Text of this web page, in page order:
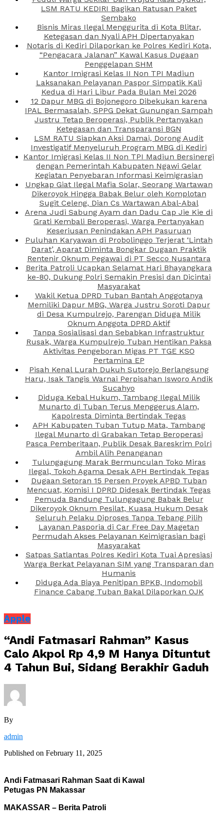
LSM RATU KEDIRI Bagikan Ratusan Paket
Sembako
Bisnis Miras Ilegal Menggurita di Kota Blitar,
Ketegasan dan Nyali APH Dipertanyakan
Notaris di Kediri Dilaporkan ke Polres Kediri Kota,
“Pengacara Jalanan” Kawal Kasus Dugaan
Penggelapan SHM
Kantor Imigrasi Kelas II Non TPI Madiun
Laksanakan Pelayanan Paspor Simpatik Kali
Kedua di Hari Libur Pada Bulan Mei 2026
12 Dapur MBG di Bojonegoro Dibekukan karena
IPAL Bermasalah, SPPG Dekat Gunungan Sampah
Justru Tetap Beroperasi, Publik Pertanyakan
Ketegasan dan Transparansi BGN
LSM RATU Siapkan Aksi Damai, Dorong Audit
Investigatif Menyeluruh Program MBG di Kediri
Kantor Imigrasi Kelas II Non TPI Madiun Bersinergi
dengan Pemerintah Kabupaten Ngawi Gelar
Kegiatan Penyebaran Informasi Keimigrasian
Ungkap Giat Ilegal Mafia Solar, Seorang Wartawan
Dikeroyok Hingga Babak Belur oleh Komplotan
Sugit Celeng, Dian Cs Wartawan Abal-Abal
Arena Judi Sabung Ayam dan Dadu Cap Jie Kie di
Grati Kembali Beroperasi, Warga Pertanyakan
Keseriusan Penindakan APH Pasuruan
Puluhan Karyawan di Probolinggo Terjerat ‘Lintah
Darat’, Aparat Diminta Bongkar Dugaan Praktik
Rentenir Oknum Pegawai di PT Secco Nusantara
Berita Patroli Ucapkan Selamat Hari Bhayangkara
ke-80, Dukung Polri Semakin Presisi dan Dicintai
Masyarakat
Wakil Ketua DPRD Tuban Bantah Anggotanya
Memiliki Dapur MBG, Warga Justru Soroti Dapur
di Desa Kumpulrejo, Parengan Diduga Milik
Oknum Anggota DPRD Aktif
Tanpa Sosialisasi dan Sebabkan Infrastruktur
Rusak, Warga Kumpulrejo Tuban Hentikan Paksa
Aktivitas Pengeboran Migas PT TGE KSO
Pertamina EP
Pisah Kenal Lurah Dukuh Sutorejo Berlangsung
Haru, Isak Tangis Warnai Perpisahan Isworo Andik
Sucahyo
Diduga Kebal Hukum, Tambang Ilegal Milik
Munarto di Tuban Terus Menggerus Alam,
Kapolresta Diminta Bertindak Tegas
APH Kabupaten Tuban Tutup Mata, Tambang
Ilegal Munarto di Grabakan Tetap Beroperasi
Pasca Pemberitaan, Publik Desak Bareskrim Polri
Ambil Alih Penanganan
Tulungagung Marak Bermunculan Toko Miras
Ilegal, Tokoh Agama Desak APH Bertindak Tegas
Dugaan Setoran 15 Persen Proyek APBD Tuban
Mencuat, Komisi I DPRD Didesak Bertindak Tegas
Pemuda Bandung Tulungagung Babak Belur
Dikeroyok Oknum Pesilat, Kuasa Hukum Desak
Seluruh Pelaku Diproses Tanpa Tebang Pilih
Layanan Pasporia di Car Free Day Magetan
Permudah Akses Pelayanan Keimigrasian bagi
Masyarakat
Satpas Satlantas Polres Kediri Kota Tuai Apresiasi
Warga Berkat Pelayanan SIM yang Transparan dan
Humanis
Diduga Ada Biaya Penitipan BPKB, Indomobil
Finance Cabang Tuban Bakal Dilaporkan OJK
Apple
“Andi Fatmasari Rahman” Kasus
Calo Akpol Rp 4,9 M Hanya Dituntut
4 Tahun Bui, Sidang Berakhir Gaduh
By
admin
Published on February 11, 2025
Andi Fatmasari Rahman Saat di Kawal
Petugas PN Makassar
MAKASSAR – Berita Patroli